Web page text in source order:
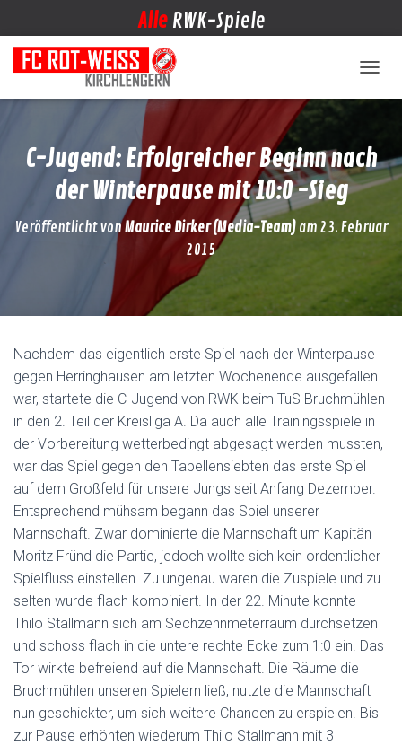
Alle RWK-Spiele
C-Jugend: Erfolgreicher Beginn nach
der Winterpause mit 10:0 -Sieg
Veröffentlicht vonMaurice Dirker (Media-Team)am 23. Februar
2015
Nachdem das eigentlich erste Spiel nach der Winterpause
gegen Herringhausen am letzten Wochenende ausgefallen
war, startete die C-Jugend von RWK beim TuS Bruchmühlen
in den 2. Teil der Kreisliga A. Da auch alle Trainingsspiele in
der Vorbereitung wetterbedingt abgesagt werden mussten,
war das Spiel gegen den Tabellensiebten das erste Spiel
auf dem Großfeld für unsere Jungs seit Anfang Dezember.
Entsprechend mühsam begann das Spiel unserer
Mannschaft. Zwar dominierte die Mannschaft um Kapitän
Moritz Fründ die Partie, jedoch wollte sich kein ordentlicher
Spielfluss einstellen. Zu ungenau waren die Zuspiele und zu
selten wurde flach kombiniert. In der 22. Minute konnte
Thilo Stallmann sich am Sechzehnmeterraum durchsetzen
und schoss flach in die untere rechte Ecke zum 1:0 ein. Das
Tor wirkte befreiend auf die Mannschaft. Die Räume die
Bruchmühlen unseren Spielern ließ, nutzte die Mannschaft
nun geschickter, um sich weitere Chancen zu erspielen. Bis
zur Pause erhöhten wiederum Thilo Stallmann mit 3